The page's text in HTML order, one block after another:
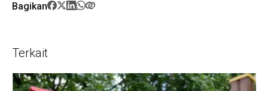
Bagikan
Terkait